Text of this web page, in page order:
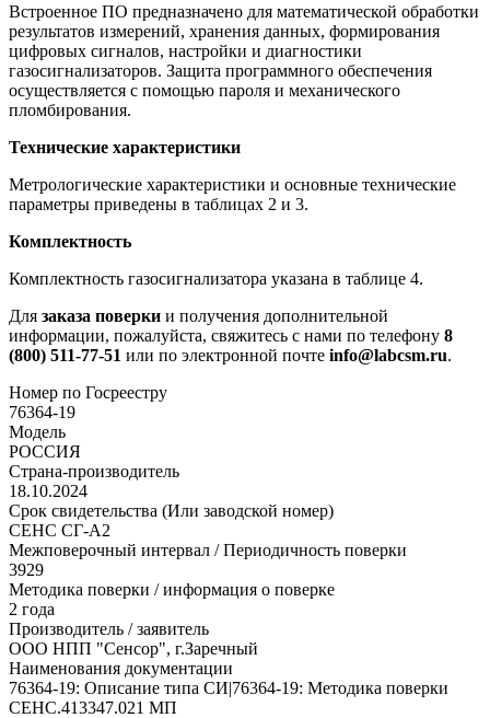
Встроенное ПО предназначено для математической обработки
результатов измерений, хранения данных, формирования
цифровых сигналов, настройки и диагностики
газосигнализаторов. Защита программного обеспечения
осуществляется с помощью пароля и механического
пломбирования.
Технические характеристики
Метрологические характеристики и основные технические
параметры приведены в таблицах 2 и 3.
Комплектность
Комплектность газосигнализатора указана в таблице 4.
Для заказа поверки и получения дополнительной
информации, пожалуйста, свяжитесь с нами по телефону 8
(800) 511-77-51 или по электронной почте info@labcsm.ru.
Номер по Госреестру
76364-19
Модель
РОССИЯ
Страна-производитель
18.10.2024
Срок свидетельства (Или заводской номер)
СЕНС СГ-А2
Межповерочный интервал / Периодичность поверки
3929
Методика поверки / информация о поверке
2 года
Производитель / заявитель
ООО НПП "Сенсор", г.Заречный
Наименования документации
76364-19: Описание типа СИ|76364-19: Методика поверки
СЕНС.413347.021 МП